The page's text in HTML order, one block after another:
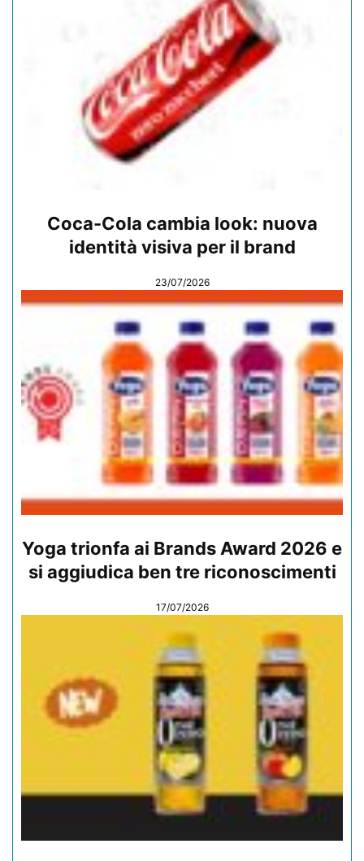
Coca-Cola cambia look: nuova
identità visiva per il brand
23/07/2026
Yoga trionfa ai Brands Award 2026 e
si aggiudica ben tre riconoscimenti
17/07/2026